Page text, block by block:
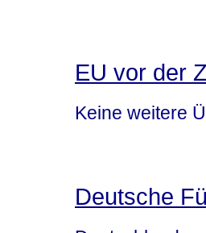
EU vor der
Keine weitere
Deutsche